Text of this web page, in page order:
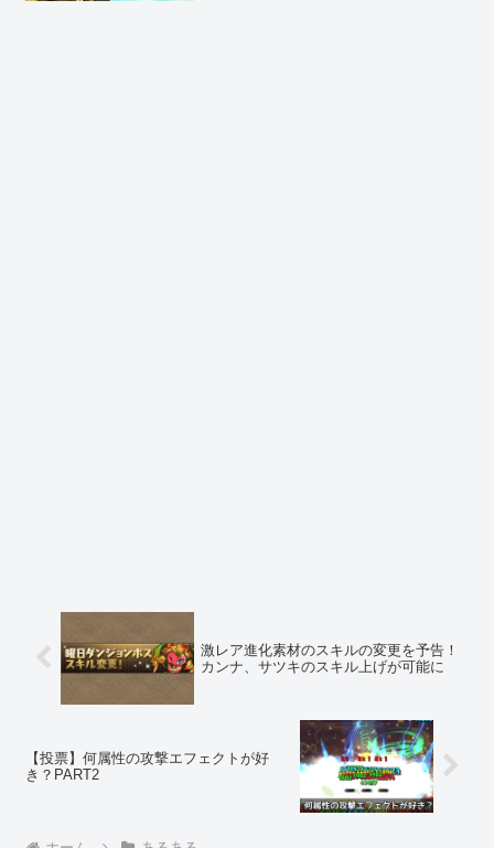
激レア進化素材のスキルの変更を予告！
カンナ、サツキのスキル上げが可能に
【投票】何属性の攻撃エフェクトが好
き？PART2